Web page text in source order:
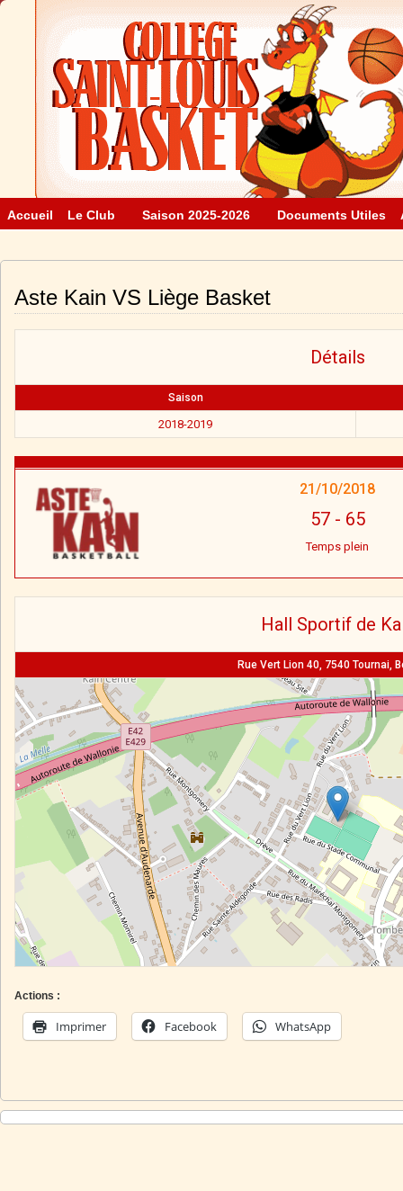
Accueil Le Club Saison 2025-2026 Documents Utiles
Aste Kain VS Liège Basket
Détails
Saison
2018-2019
21/10/2018
57- 65
Temps plein
Hall Sportif de
Rue Vert Lion 40, 7540 Tournai,
Actions :
Imprimer Facebook WhatsApp